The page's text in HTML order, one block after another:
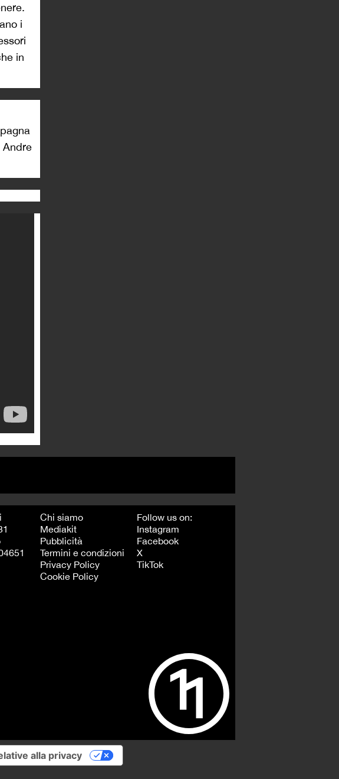
i
in
Andre
Chi siamo
Mediakit
Pubblicità
Termini e condizioni
Privacy Policy
Cookie Policy
Follow us on:
Instagram
Facebook
X
TikTok
alla privacy